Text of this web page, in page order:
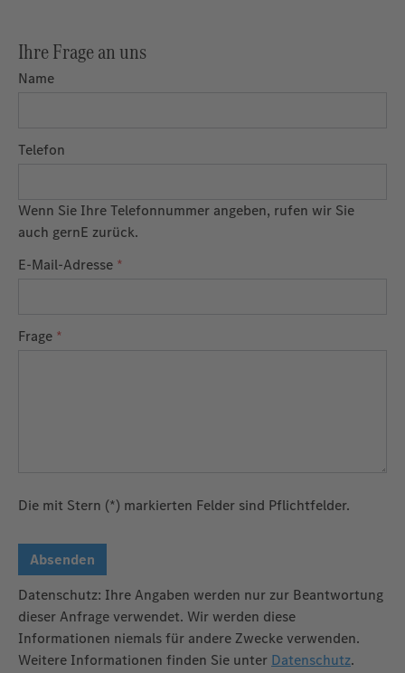
Ihre Frage an uns
Name
Telefon
Wenn Sie Ihre Telefonnummer angeben, rufen wir Sie
auch gernE zurück.
E-Mail-Adresse *
Frage *
Die mit Stern (*) markierten Felder sind Pflichtfelder.
Absenden
Datenschutz: Ihre Angaben werden nur zur Beantwortung
dieser Anfrage verwendet. Wir werden diese
Informationen niemals für andere Zwecke verwenden.
Weitere Informationen finden Sie unter Datenschutz.